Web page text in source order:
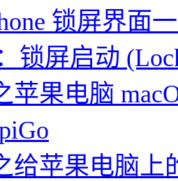
锁屏界面
锁屏启动
苹果电脑
给苹果电脑